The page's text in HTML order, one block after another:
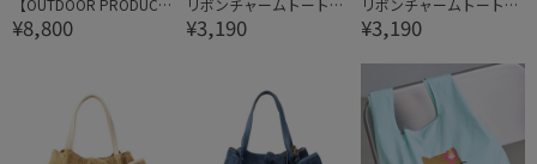
S】VIS別注 2WAYスエー
ドベルト付きトートバッ
¥8,800
ッグ
¥3,190
ッグ
¥3,190